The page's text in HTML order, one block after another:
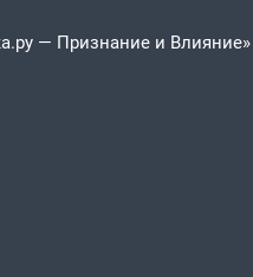
— Признание и Влияние»